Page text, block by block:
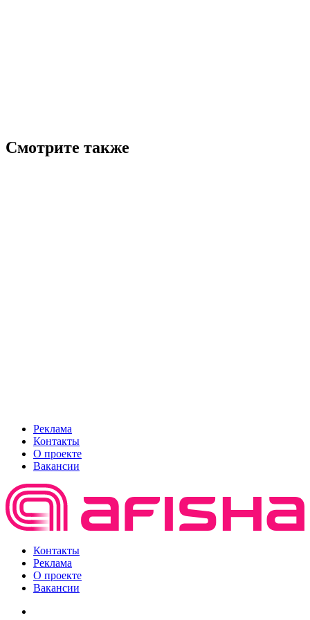
Смотрите также
Реклама
Контакты
О проекте
Вакансии
Контакты
Реклама
О проекте
Вакансии